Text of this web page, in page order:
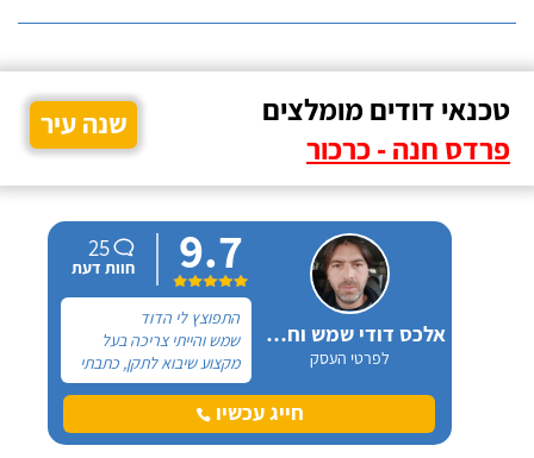
טכנאי דודים מומלצים
פרדס חנה - כרכור
שנה עיר
אלכס דודי שמש וחשמל
לפרטי העסק
9.7
25
חוות דעת
התפוצץ לי הדוד
שמש והייתי צריכה בעל
מקצוע שיבוא לתקן, כתבתי
בגוגל טכנאי דודים ואז
הגעתי לקבוצה של העיר
חיפה בפייסבוק, שם כמה
חייג עכשיו